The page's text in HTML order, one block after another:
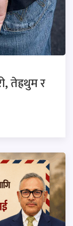
तेह्रथुम र